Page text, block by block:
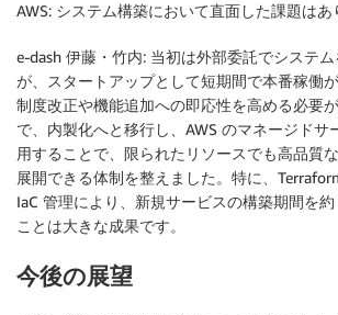
AWS: システム構築において直面した課題はあ
e-dash 伊藤・竹内: 当初は外部委託でシステ
が、スタートアップとして短期間で本番稼働が
制度改正や機能追加への即応性を高める必要
で、内製化へと移行し、AWS のマネージドサ
用することで、限られたリソースでも高品質
展開できる体制を整えました。特に、
IaC 管理により、新規サービスの構築期間を
ことは大きな成果です。
今後の展望